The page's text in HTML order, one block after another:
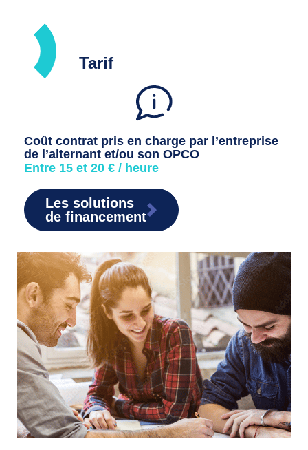
Tarif
Coût contrat pris en charge par l’entreprise
de l’alternant et/ou son OPCO
Entre 15 et 20 € / heure
Les solutions
de financement